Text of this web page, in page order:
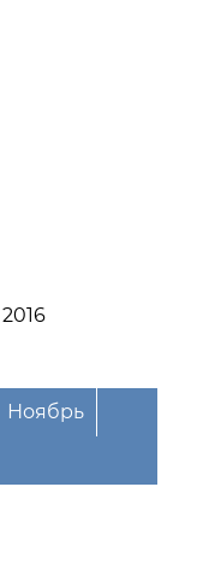
2016
Ноябрь